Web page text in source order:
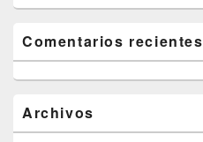
Comentarios recientes
Archivos